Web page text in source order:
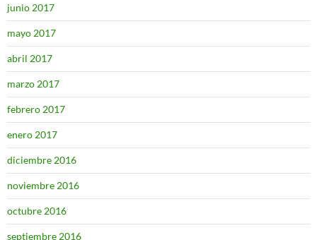
junio 2017
mayo 2017
abril 2017
marzo 2017
febrero 2017
enero 2017
diciembre 2016
noviembre 2016
octubre 2016
septiembre 2016